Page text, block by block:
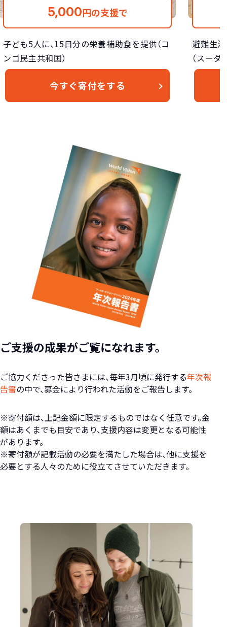
5,000円の支援で
子ども5人に、15日分の栄養補助食を提供（コ
ンゴ民主共和国）
今すぐ寄付をする
避難生
（スーダ
ご支援の成果がご覧になれます。
ご協力くださった皆さまには、毎年3月頃に発行する年次報
告書の中で、募金により行われた活動をご報告します。
※寄付額は、上記金額に限定するものではなく任意です。金
額はあくまでも目安であり、支援内容は変更となる可能性
があります。
※寄付額が記載活動の必要を満たした場合は、他に支援を
必要とする人々のために役立てさせていただきます。